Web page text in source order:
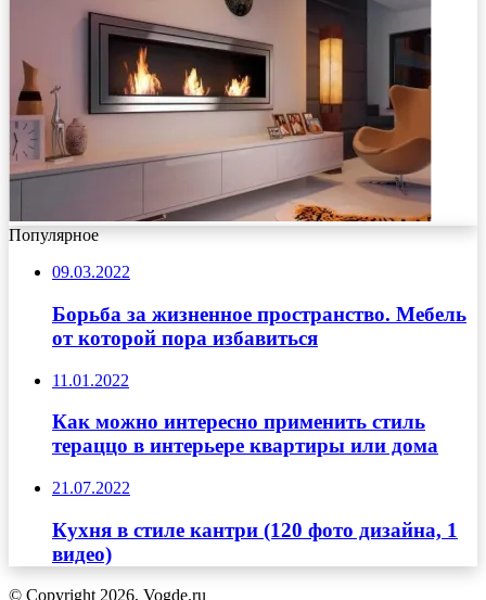
Популярное
09.03.2022
Борьба за жизненное пространство. Мебель
от которой пора избавиться
11.01.2022
Как можно интересно применить стиль
тераццо в интерьере квартиры или дома
21.07.2022
Кухня в стиле кантри (120 фото дизайна, 1
видео)
© Copyright 2026, Vogde.ru